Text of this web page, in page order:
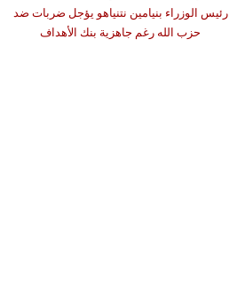
رئيس الوزراء بنيامين نتنياهو يؤجل ضربات ضد
حزب الله رغم جاهزية بنك الأهداف